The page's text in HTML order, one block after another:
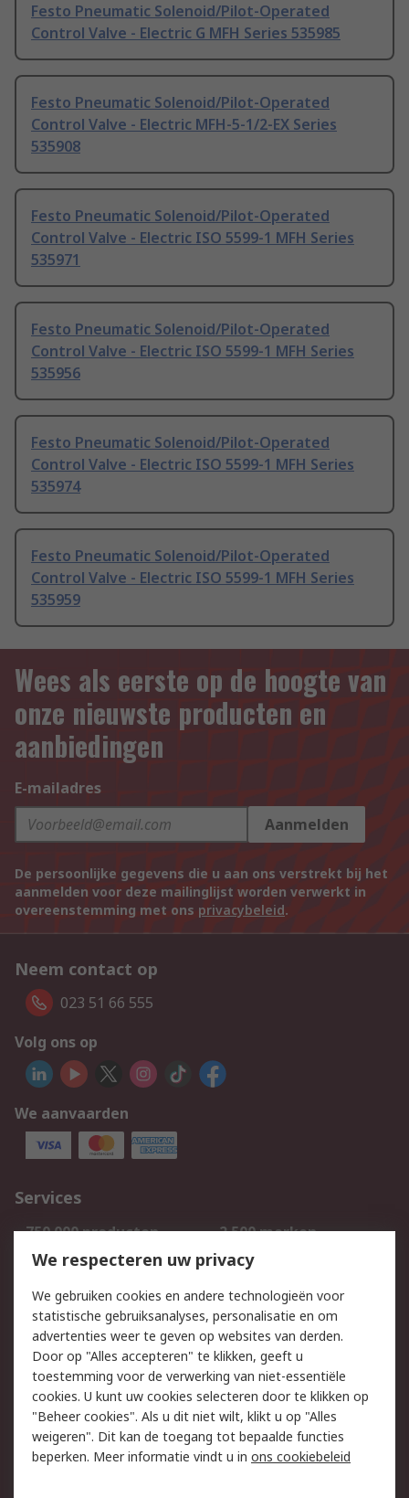
Festo Pneumatic Solenoid/Pilot-Operated
Control Valve - Electric G MFH Series 535985
Festo Pneumatic Solenoid/Pilot-Operated
Control Valve - Electric MFH-5-1/2-EX Series
535908
Festo Pneumatic Solenoid/Pilot-Operated
Control Valve - Electric ISO 5599-1 MFH Series
535971
Festo Pneumatic Solenoid/Pilot-Operated
Control Valve - Electric ISO 5599-1 MFH Series
535956
Festo Pneumatic Solenoid/Pilot-Operated
Control Valve - Electric ISO 5599-1 MFH Series
535974
Festo Pneumatic Solenoid/Pilot-Operated
Control Valve - Electric ISO 5599-1 MFH Series
535959
Wees als eerste op de hoogte van
onze nieuwste producten en
aanbiedingen
E-mailadres
Aanmelden
De persoonlijke gegevens die u aan ons verstrekt bij het
aanmelden voor deze mailinglijst worden verwerkt in
overeenstemming met ons privacybeleid.
Neem contact op
023 51 66 555
Volg ons op
We aanvaarden
Services
750.000 producten
2.500 merken
Bestellen
Inkoopoplossingen
Track & Trace
Wettelijk
Cookiebeleid
Email veiligheid
Privacybeleid
Websitevoorwaarden
Algemene
verkoopvoorwaarden
We respecteren uw privacy
We gebruiken cookies en andere technologieën voor
statistische gebruiksanalyses, personalisatie en om
advertenties weer te geven op websites van derden.
Door op "Alles accepteren" te klikken, geeft u
toestemming voor de verwerking van niet-essentiële
cookies. U kunt uw cookies selecteren door te klikken op
"Beheer cookies". Als u dit niet wilt, klikt u op "Alles
weigeren". Dit kan de toegang tot bepaalde functies
beperken. Meer informatie vindt u in ons cookiebeleid